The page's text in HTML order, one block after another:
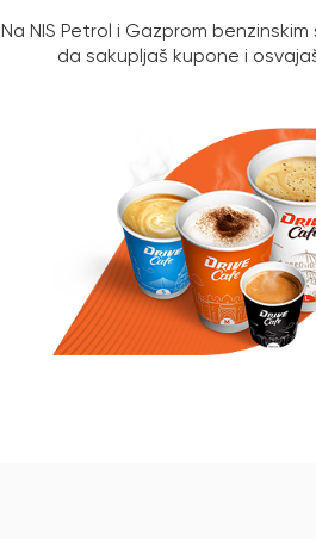
Na NIS Petrol i Gazprom
da sakupljaš kupone i